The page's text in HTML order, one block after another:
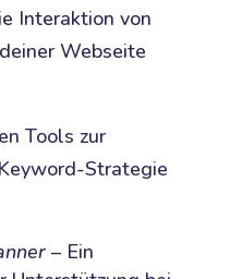
Interaktion von
Webseite
Tools zur
Strategie
– Ein